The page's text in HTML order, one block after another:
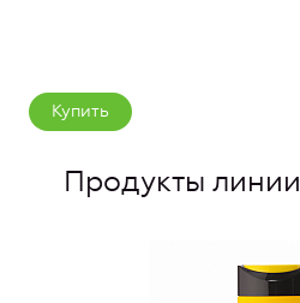
Купить
Продукты линии